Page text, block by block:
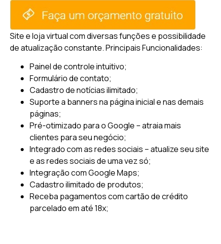
Site e loja virtual com diversas funções e possibilidade
de atualização constante.Principais Funcionalidades:
Painel de controle intuitivo;
Formulário de contato;
Cadastro de notícias ilimitado;
Suporte a banners na página inicial e nas demais
páginas;
Pré-otimizado para o Google – atraia mais
clientes para seu negócio;
Integrado com as redes sociais – atualize seu site
e as redes sociais de uma vez só;
Integração com Google Maps;
Cadastro ilimitado de produtos;
Receba pagamentos com cartão de crédito
parcelado em até 18x;